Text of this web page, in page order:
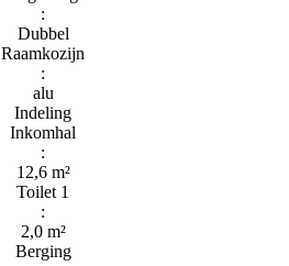
:
Dubbel
Raamkozijn
:
alu
Indeling
Inkomhal
:
12,6 m²
Toilet 1
:
2,0 m²
Berging